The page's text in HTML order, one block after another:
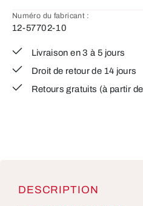
Numéro du fabricant :
12-57702-10
Livraison en 3 à 5 jours
Droit de retour de 14 jours
Retours gratuits (à partir
DESCRIPTION